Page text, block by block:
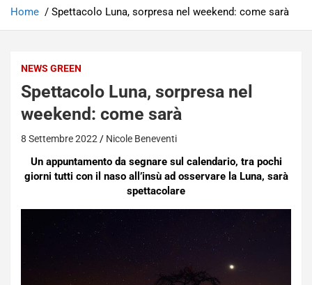
Home Spettacolo Luna, sorpresa nel weekend: come sarà
NEWS GREEN
Spettacolo Luna, sorpresa nel
weekend: come sarà
8 Settembre 2022 Nicole Beneventi
Un appuntamento da segnare sul calendario, tra pochi
giorni tutti con il naso all’insù ad osservare la Luna, sarà
spettacolare